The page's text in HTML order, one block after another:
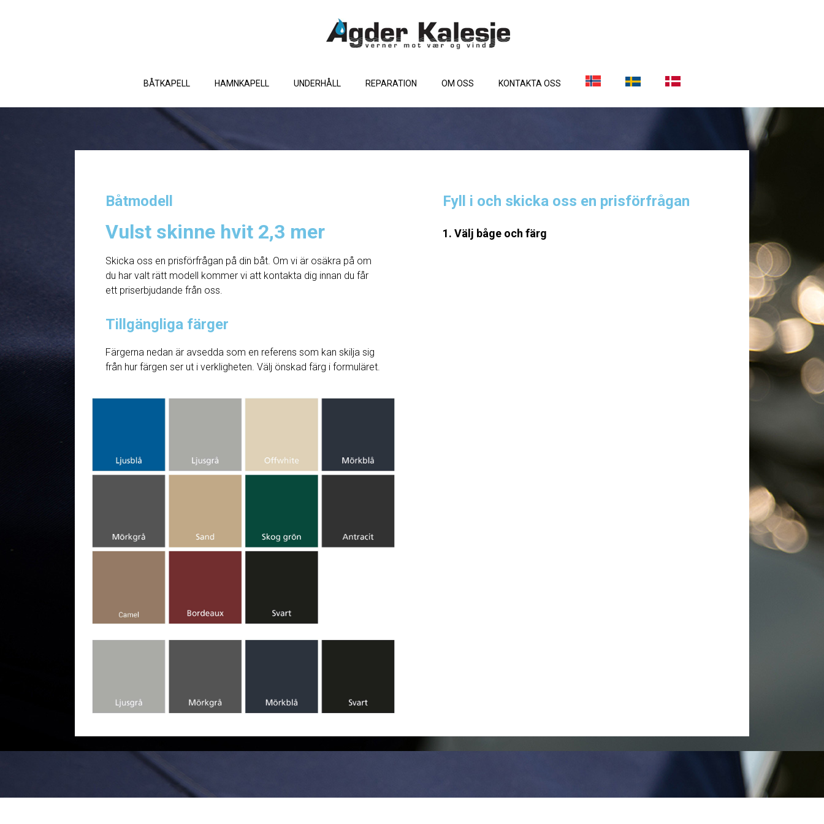
BÅTKAPELL HAMNKAPELL UNDERHÅLL REPARATION OM OSS KONTAKTA OSS
Båtmodell
Vulst skinne hvit 2,3 mer
Skicka oss en prisförfrågan på din båt. Om vi ​​är osäkra på om
du har valt rätt modell kommer vi att kontakta dig innan du får
ett priserbjudande från oss.
Tillgängliga färger
Färgerna nedan är avsedda som en referens som kan skilja sig
från hur färgen ser ut i verkligheten. Välj önskad färg i formuläret.
Fyll i och skicka oss en prisförfrågan
1. Välj båge och färg